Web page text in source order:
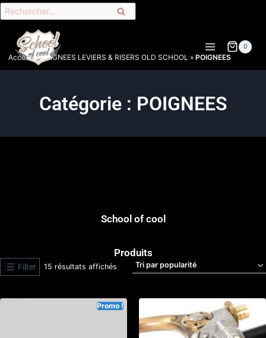
0
Accueil»POIGNEES LEVIERS & RISERS OLD SCHOOL » POIGNEES
Catégorie : POIGNEES
School of cool
Produits
Filter 15 résultats affichés
Promo !